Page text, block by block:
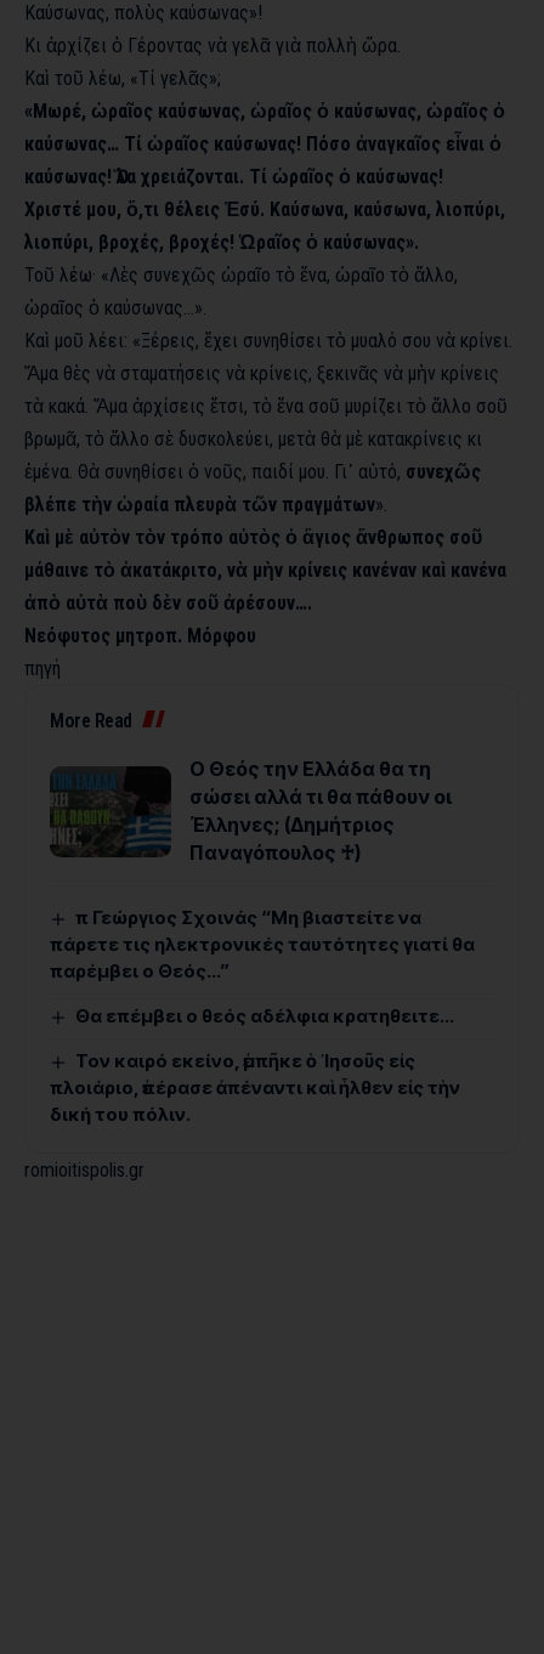
Καύσωνας, πολὺς καύσωνας»!
Κι ἀρχίζει ὁ Γέροντας νὰ γελᾶ γιὰ πολλὴ ὥρα.
Καὶ τοῦ λέω, «Τί γελᾶς»;
«Μωρέ, ὡραῖος καύσωνας, ὡραῖος ὁ καύσωνας, ὡραῖος ὁ
καύσωνας… Τί ὡραῖος καύσωνας! Πόσο ἀναγκαῖος εἶναι ὁ
καύσωνας! Ὅλα χρειάζονται. Τί ὡραῖος ὁ καύσωνας!
Χριστέ μου, ὅ,τι θέλεις Ἐσύ. Καύσωνα, καύσωνα, λιοπύρι,
λιοπύρι, βροχές, βροχές! Ὡραῖος ὁ καύσωνας».
Τοῦ λέω· «Λὲς συνεχῶς ὡραῖο τὸ ἕνα, ὡραῖο τὸ ἄλλο,
ὡραῖος ὁ καύσωνας…».
Καὶ μοῦ λέει: «Ξέρεις, ἔχει συνηθίσει τὸ μυαλό σου νὰ κρίνει.
Ἅμα θὲς νὰ σταματήσεις νὰ κρίνεις, ξεκινᾶς νὰ μὴν κρίνεις
τὰ κακά. Ἅμα ἀρχίσεις ἔτσι, τὸ ἕνα σοῦ μυρίζει τὸ ἄλλο σοῦ
βρωμᾶ, τὸ ἄλλο σὲ δυσκολεύει, μετὰ θὰ μὲ κατακρίνεις κι
ἐμένα. Θὰ συνηθίσει ὁ νοῦς, παιδί μου. Γι᾿ αὐτό, συνεχῶς
βλέπε τὴν ὡραία πλευρὰ τῶν πραγμάτων».
Καὶ μὲ αὐτὸν τὸν τρόπο αὐτὸς ὁ ἅγιος ἄνθρωπος σοῦ
μάθαινε τὸ ἀκατάκριτο, νὰ μὴν κρίνεις κανέναν καὶ κανένα
ἀπὸ αὐτὰ ποὺ δὲν σοῦ ἀρέσουν….
Νεόφυτος μητροπ. Μόρφου
πηγή
More Read
Ο Θεός την Ελλάδα θα τη
σώσει αλλά τι θα πάθουν οι
Έλληνες; (Δημήτριος
Παναγόπουλος ♰)
π Γεώργιος Σχοινάς “Μη βιαστείτε να
πάρετε τις ηλεκτρονικές ταυτότητες γιατί θα
παρέμβει ο Θεός…”
Θα επέμβει ο θεός αδέλφια κρατηθειτε…
Τον καιρό εκείνο, ἐμπῆκε ὁ ᾿Ιησοῦς εἰς
πλοιάριο, ἐπέρασε ἀπέναντι καὶ ἦλθεν εἰς τὴν
δική του πόλιν.
romioitispolis.gr